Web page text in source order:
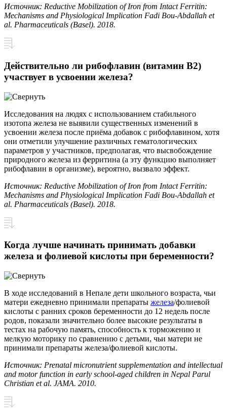
Источник: Reductive Mobilization of Iron from Intact Ferritin:
Mechanisms and Physiological Implication Fadi Bou-Abdallah et
al. Pharmaceuticals (Basel). 2018.
Действительно ли рибофлавин (витамин В2)
участвует в усвоении железа?
Исследования на людях с использованием стабильного
изотопа железа не выявили существенных изменений в
усвоении железа после приёма добавок с рибофлавином, хотя
они отметили улучшение различных гематологических
параметров у участников, предполагая, что высвобождение
природного железа из ферритина (а эту функцию выполняет
рибофлавин в организме), вероятно, вызвало эффект.
Источник: Reductive Mobilization of Iron from Intact Ferritin:
Mechanisms and Physiological Implication Fadi Bou-Abdallah et
al. Pharmaceuticals (Basel). 2018.
Когда лучше начинать принимать добавки
железа и фолиевой кислоты при беременности?
В ходе исследований в Непале дети школьного возраста, чьи
матери ежедневно принимали препараты железа/фолиевой
кислоты с ранних сроков беременности до 12 недель после
родов, показали значительно более высокие результаты в
тестах на рабочую память, способность к торможению и
мелкую моторику по сравнению с детьми, чьи матери не
принимали препараты железа/фолиевой кислоты.
Источник: Prenatal micronutrient supplementation and intellectual
and motor function in early school-aged children in Nepal Parul
Christian et al. JAMA. 2010.